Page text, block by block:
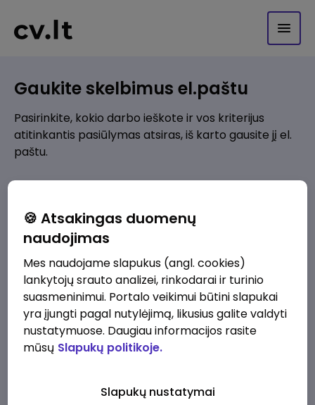
Gaukite skelbimus el.paštu
Pasirinkite, kokio darbo ieškote ir vos kriterijus
atitinkantis pasiūlymas atsiras, iš karto gausite jį el.
paštu.
Pridėti naują
Kokios srities darbo pasiūlymai jus domina?
Pridėti naują
🍪 Atsakingas duomenų
naudojimas
Mes naudojame slapukus (angl. cookies)
lankytojų srauto analizei, rinkodarai ir turinio
suasmeninimui. Portalo veikimui būtini slapukai
yra įjungti pagal nutylėjimą, likusius galite valdyti
nustatymuose. Daugiau informacijos rasite
mūsų Slapukų politikoje.
Slapukų nustatymai